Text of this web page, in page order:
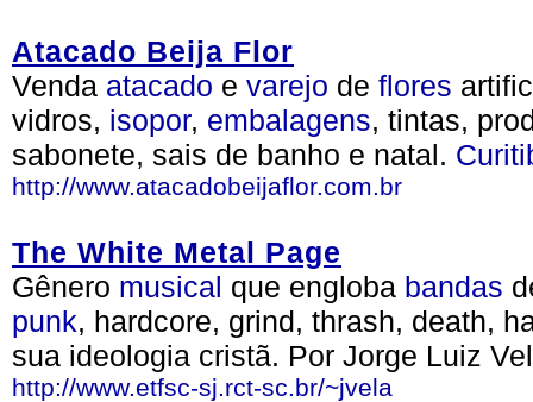
Atacado Beija Flor
Venda atacado e varejo de flores
vidros, isopor, embalagens, tintas,
sabonete, sais de banho e natal.
http://www.atacadobeijaflor.com.br
The White Metal Page
Gênero musical que engloba bandas
punk, hardcore, grind, thrash, death,
sua ideologia cristã. Por Jorge Luiz
http://www.etfsc-sj.rct-sc.br/~jvela